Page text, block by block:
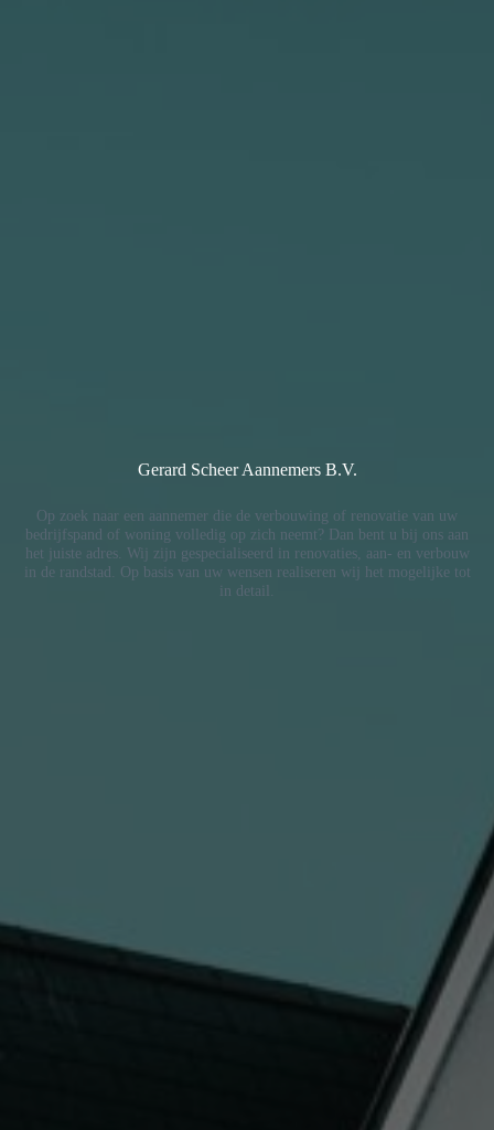
Gerard Scheer Aannemers B.V.
Op zoek naar een aannemer die de verbouwing of renovatie van uw
bedrijfspand of woning volledig op zich neemt? Dan bent u bij ons aan
het juiste adres. Wij zijn gespecialiseerd in renovaties, aan- en verbouw
in de randstad. Op basis van uw wensen realiseren wij het mogelijke tot
in detail.